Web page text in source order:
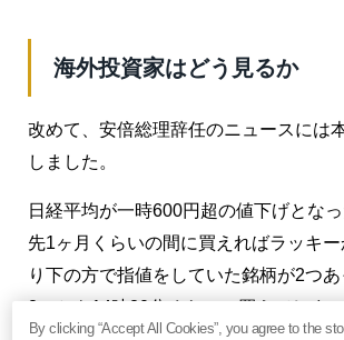
海外投資家はどう見るか
改めて、安倍総理辞任のニュースには
しました。
日経平均が一時600円超の値下げとな
先1ヶ月くらいの間に買えればラッキ
り下の方で指値をしていた銘柄が2つあ
2つとも14時20分くらいに買えてしま
By clicking “Accept All Cookies”, you agree to the